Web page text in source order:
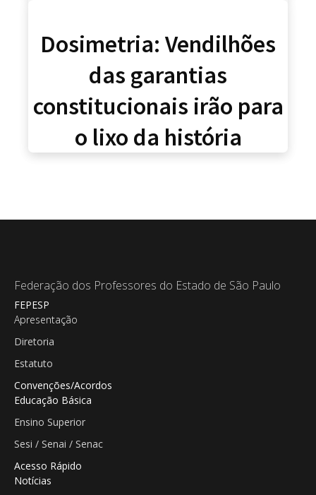
Dosimetria: Vendilhões
das garantias
constitucionais irão para
o lixo da história
Federação dos Professores do Estado de São Paulo
FEPESP
Apresentação
Diretoria
Estatuto
Convenções/Acordos
Educação Básica
Ensino Superior
Sesi / Senai / Senac
Acesso Rápido
Notícias